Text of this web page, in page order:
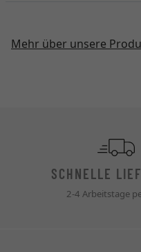
Mehr über unsere
SCHNELLE
2-4 Arbeitstage